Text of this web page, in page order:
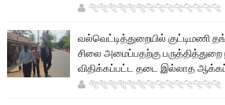
🐅🐅🐅🐅🐅🐅🐆🐆🐆🐆🐆🐆🐆🐆
வல்வெட்டித்துறையில் குட்டிமணி
சிலை அமைப்பதற்கு
விதிக்கப்பட்ட தடை இல்லாத
🐅🐅🐅🐅🐅🐅🐆🐆🐆🐆🐆🐆🐆🐆